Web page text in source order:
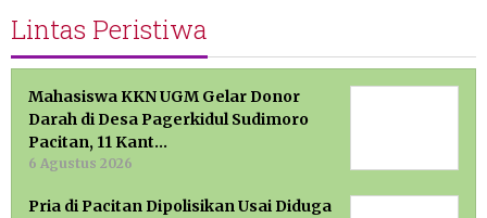
Lintas Peristiwa
Mahasiswa KKN UGM Gelar Donor
Darah di Desa Pagerkidul Sudimoro
Pacitan, 11 Kant…
6 Agustus 2026
Pria di Pacitan Dipolisikan Usai Diduga